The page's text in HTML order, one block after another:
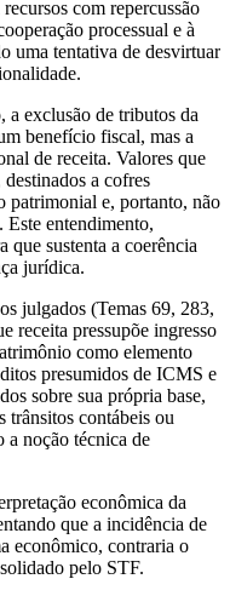
com repercussão
processual e à
uma tentativa de desvirtuar
a exclusão de tributos da
benefício fiscal, mas a
de receita. Valores que
a cofres
patrimonial e, portanto, não
Este entendimento,
que sustenta a coerência
jurídica.
julgados (Temas 69, 283,
receita pressupõe ingresso
como elemento
presumidos de ICMS e
sobre sua própria base,
trânsitos contábeis ou
a noção técnica de
econômica da
que a incidência de
econômico, contraria o
pelo STF.